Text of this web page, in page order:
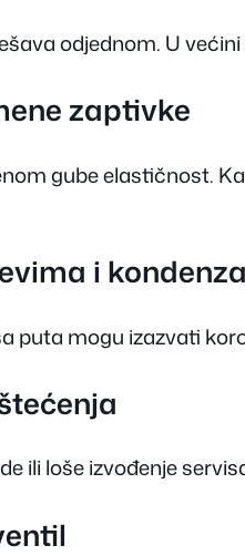
odjednom. U
zaptivke
gube elastičnost.
i
puta mogu izazvati
ili loše izvođenje